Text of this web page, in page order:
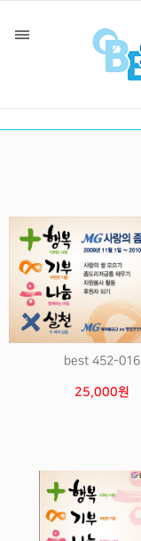
best 452-016
25,000원